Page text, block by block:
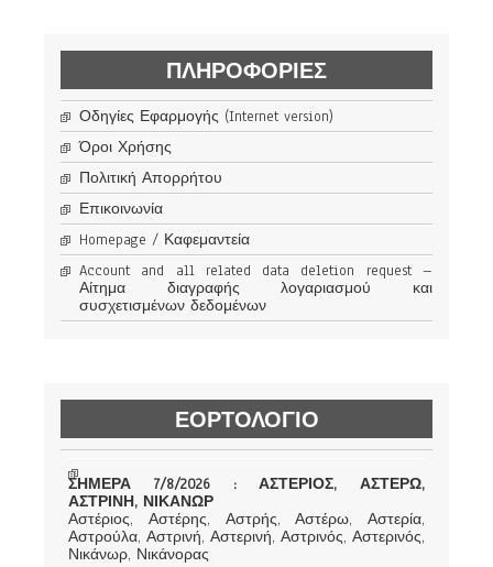
ΠΛΗΡΟΦΟΡΊΕΣ
Οδηγίες Εφαρμογής (Internet version)
Όροι Χρήσης
Πολιτική Απορρήτου
Επικοινωνία
Homepage / Καφεμαντεία
Account and all related data deletion request –
Αίτημα διαγραφής λογαριασμού και
συσχετισμένων δεδομένων
ΕΟΡΤΟΛΟΓΙΟ
ΣΗΜΕΡΑ 7/8/2026 : ΑΣΤΕΡΙΟΣ, ΑΣΤΕΡΩ,
ΑΣΤΡΙΝΗ, ΝΙΚΑΝΩΡ
Αστέριος, Αστέρης, Αστρής, Αστέρω, Αστερία,
Αστρούλα, Αστρινή, Αστερινή, Αστρινός, Αστερινός,
Νικάνωρ, Νικάνορας